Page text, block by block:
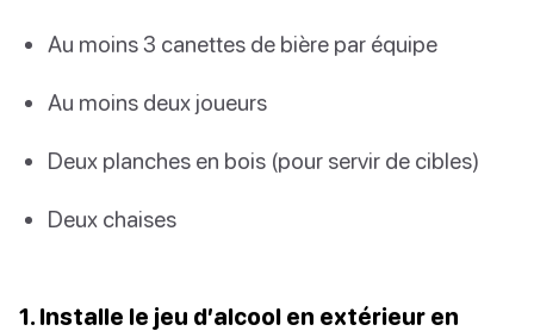
Au moins 3 canettes de bière par équipe
Au moins deux joueurs
Deux planches en bois (pour servir de cibles)
Deux chaises
1. Installe le jeu d’alcool en extérieur en